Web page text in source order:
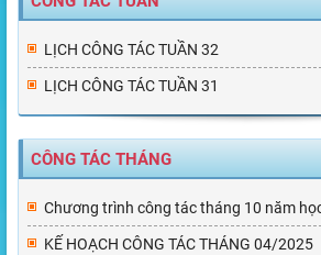
LỊCH CÔNG TÁC TUẦN 32
LỊCH CÔNG TÁC TUẦN 31
CÔNG TÁC THÁNG
Chương trình công tác tháng 10 năm
KẾ HOẠCH CÔNG TÁC THÁNG 04/2025